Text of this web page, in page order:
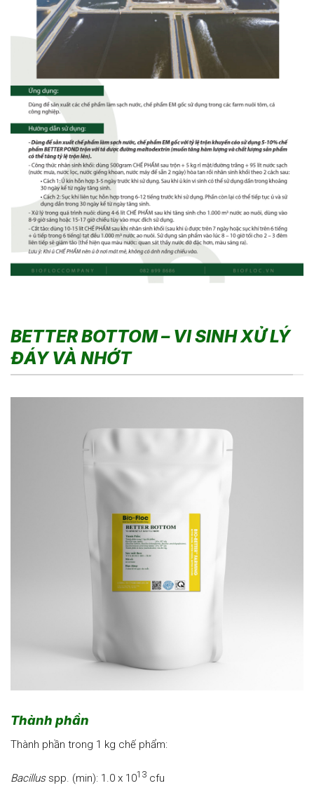
BETTER BOTTOM – VI SINH XỬ LÝ
ĐÁY VÀ NHỚT
Thành phần
Thành phần trong 1 kg chế phẩm:
Bacillus spp. (min): 1.0 x 1013 cfu